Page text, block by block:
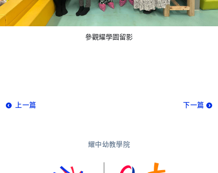
參觀耀學園留影
上一篇 下一篇
耀中幼教學院